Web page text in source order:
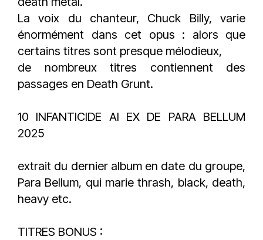
La voix du chanteur, Chuck Billy, varie
énormément dans cet opus : alors que
certains titres sont presque mélodieux,
de nombreux titres contiennent des
passages en Death Grunt.
10 INFANTICIDE AI EX DE PARA BELLUM
2025
extrait du dernier album en date du groupe,
Para Bellum, qui marie thrash, black, death,
heavy etc.
TITRES BONUS :